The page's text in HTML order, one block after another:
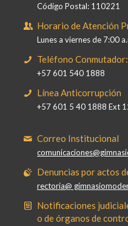
Código Postal: 110221
Horario de Atención
Lunes a viernes de 7:00
Teléfono Conmutador:
+57 601 540 1888
Línea Anticorrupción
+57 601 5 40 1888 Ext
Correo Institucional
Denuncias por actos
rectoria@
Notificaciones
o de órganos de